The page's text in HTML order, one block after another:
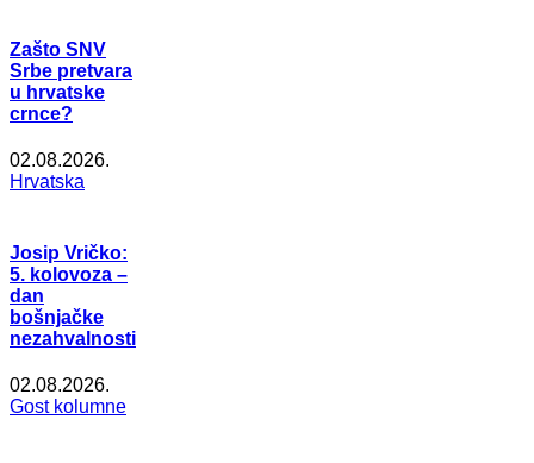
Zašto SNV
Srbe pretvara
u hrvatske
crnce?
02.08.2026.
Hrvatska
Josip Vričko:
5. kolovoza –
dan
bošnjačke
nezahvalnosti
02.08.2026.
Gost kolumne